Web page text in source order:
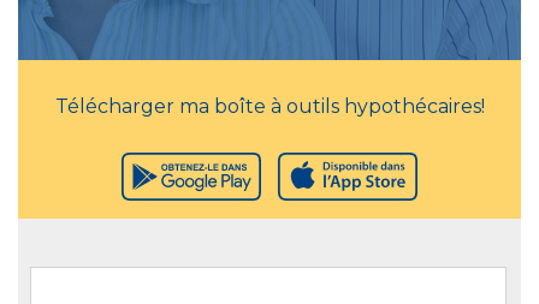
Télécharger ma boîte à outils hypothécaires!